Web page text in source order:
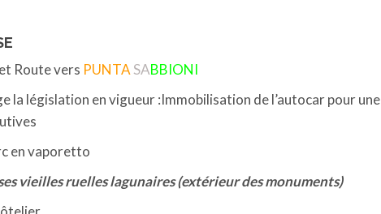
Route vers PUNTA SABBIONI
la législation en vigueur :Immobilisation de l’autocar pour une
en vaporetto
vieilles ruelles lagunaires (extérieur des monuments)